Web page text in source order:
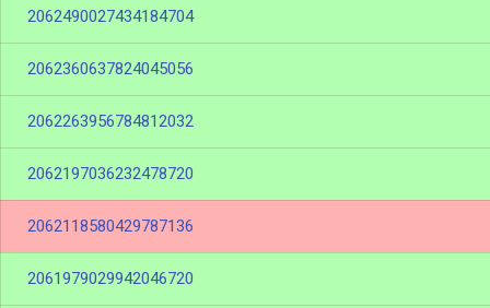
2062490027434184704
2062360637824045056
2062263956784812032
2062197036232478720
2062118580429787136
2061979029942046720